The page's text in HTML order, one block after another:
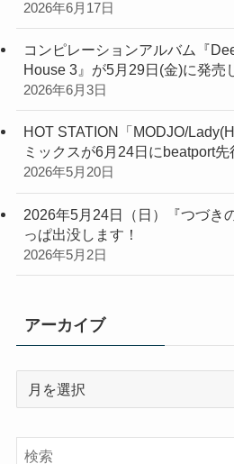
2026年6月17日
コンピレーションアルバム『
House 3』が5月29日(金)に発売
2026年6月3日
HOT STATION「MODJO/
ミックスが6月24日にbeatport先
2026年5月20日
2026年5月24日（日）『つづき
っぱ出没します！
2026年5月2日
アーカイブ
イ